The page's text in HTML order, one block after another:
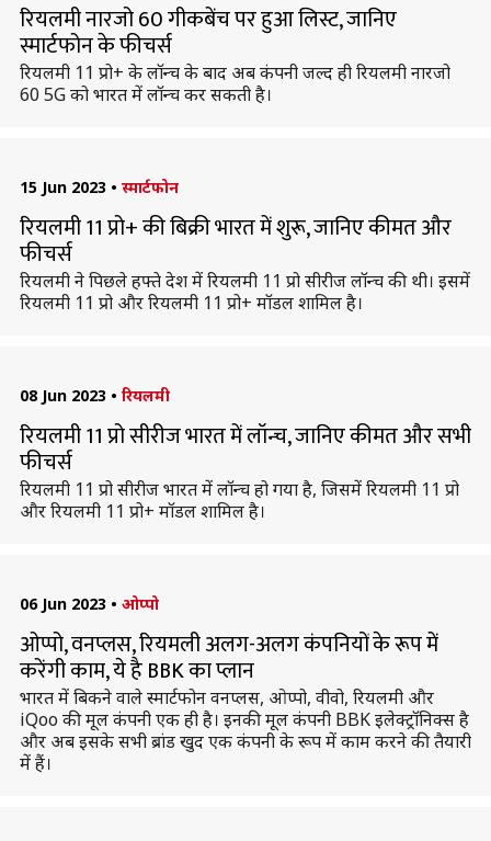
रियलमी नारजो 60 गीकबेंच पर हुआ लिस्ट, जानिए
स्मार्टफोन के फीचर्स
रियलमी 11 प्रो+ के लॉन्च के बाद अब कंपनी जल्द ही रियलमी नारजो
60 5G को भारत में लॉन्च कर सकती है।
15 Jun 2023 • स्मार्टफोन
रियलमी 11 प्रो+ की बिक्री भारत में शुरू, जानिए कीमत और
फीचर्स
रियलमी ने पिछले हफ्ते देश में रियलमी 11 प्रो सीरीज लॉन्च की थी। इसमें
रियलमी 11 प्रो और रियलमी 11 प्रो+ मॉडल शामिल है।
08 Jun 2023 • रियलमी
रियलमी 11 प्रो सीरीज भारत में लॉन्च, जानिए कीमत और सभी
फीचर्स
रियलमी 11 प्रो सीरीज भारत में लॉन्च हो गया है, जिसमें रियलमी 11 प्रो
और रियलमी 11 प्रो+ मॉडल शामिल है।
06 Jun 2023 • ओप्पो
ओप्पो, वनप्लस, रियमली अलग-अलग कंपनियों के रूप में
करेंगी काम, ये है BBK का प्लान
भारत में बिकने वाले स्मार्टफोन वनप्लस, ओप्पो, वीवो, रियलमी और
iQoo की मूल कंपनी एक ही है। इनकी मूल कंपनी BBK इलेक्ट्रॉनिक्स है
और अब इसके सभी ब्रांड खुद एक कंपनी के रूप में काम करने की तैयारी
में हैं।